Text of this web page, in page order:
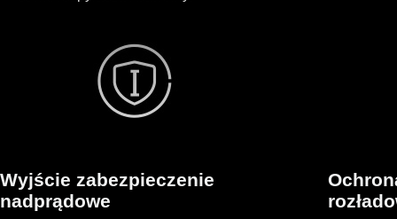
Wyjście zabezpieczenie
nadprądowe